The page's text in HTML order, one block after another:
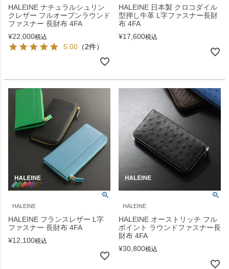
HALEINE ナチュラルシュリン
クレザー フルオープンラウンド
ファスナー 長財布 4FA
¥22,000税込
5.00 （2件）
HALEINE 日本製 クロコダイル
型押し牛革 L字ファスナー長財
布 4FA
¥17,600税込
HALEINE
HALEINE フランスレザー L字
ファスナー 長財布 4FA
¥12,100税込
HALEINE
HALEINE オーストリッチ フル
ポイント ラウンドファスナー長
財布 4FA
¥30,800税込